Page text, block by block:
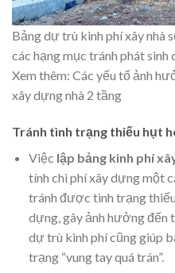
Bảng dự trù kinh phí xây nhà
các hạng mục tránh phát sinh
Xem thêm: Các yếu tố ảnh
xây dựng nhà 2 tầng
Tránh tình trạng thiếu hụt
Việc lập bảng kinh phí
tính chi phí xây dựng một
tránh được tình trạng
dựng, gây ảnh hưởng đến
dự trù kinh phí cũng giúp
trạng “vung tay quá trán”.